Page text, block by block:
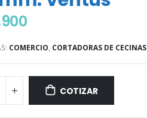
COMERCIO, CORTADORAS DE CECINAS
COTIZAR